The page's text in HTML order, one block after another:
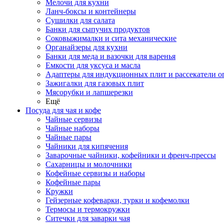
Мелочи для кухни
Ланч-боксы и контейнеры
Сушилки для салата
Банки для сыпучих продуктов
Соковыжималки и сита механические
Органайзеры для кухни
Банки для меда и вазочки для варенья
Емкости для уксуса и масла
Адаптеры для индукционных плит и рассекатели
Зажигалки для газовых плит
Мясорубки и лапшерезки
Ещё
Посуда для чая и кофе
Чайные сервизы
Чайные наборы
Чайные пары
Чайники для кипячения
Заварочные чайники, кофейники и френч-прессы
Сахарницы и молочники
Кофейные сервизы и наборы
Кофейные пары
Кружки
Гейзерные кофеварки, турки и кофемолки
Термосы и термокружки
Ситечки для заварки чая